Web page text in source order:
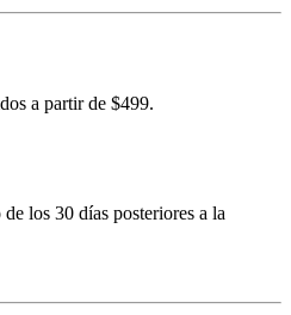
a partir de $499.
de los 30 días posteriores a la